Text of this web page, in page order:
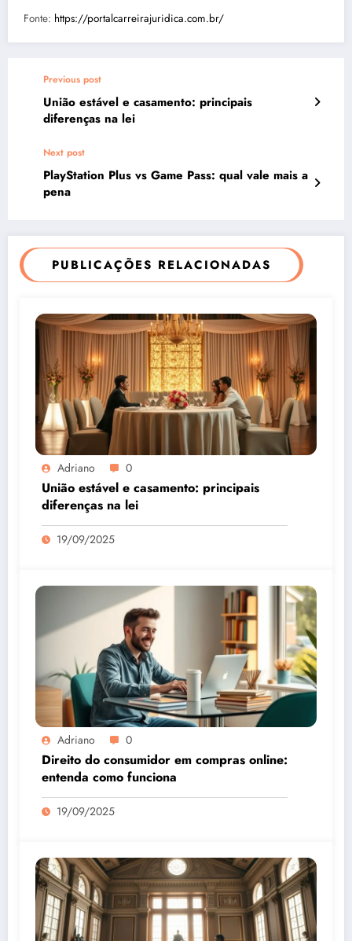
Fonte: https://portalcarreirajuridica.com.br/
Previous post
União estável e casamento: principais
diferenças na lei
Next post
PlayStation Plus vs Game Pass: qual vale mais a
pena
PUBLICAÇÕES RELACIONADAS
Adriano 0
União estável e casamento: principais
diferenças na lei
19/09/2025
Adriano 0
Direito do consumidor em compras online:
entenda como funciona
19/09/2025